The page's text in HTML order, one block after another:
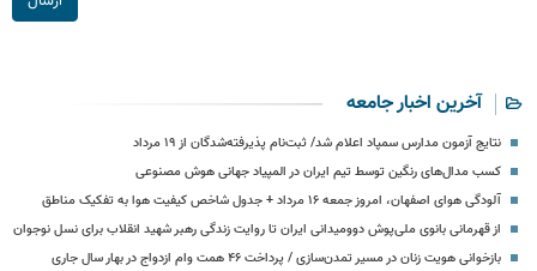
آخرین اخبار جامعه
نتایج آزمون مدارس سمپاد اعلام شد/ ثبت‌نام پذیرفته‌شدگان از ۱۹ مرداد
کسب مدال‌های رنگین توسط تیم ایران در المپیاد جهانی هوش مصنوعی
آلودگی هوای اصفهان، امروز جمعه ۱۶ مرداد + جدول شاخص کیفیت هوا به تفکیک مناطق
از قهرمانی بانوی ملی‌پوش دوومیدانی ایران تا روایت زندگی رهبر شهید انقلاب برای نسل نوجوان
بازخوانی هویت زنان در مسیر تمدن‌سازی / پرداخت ۴۶ همت وام ازدواج در بهار سال جاری